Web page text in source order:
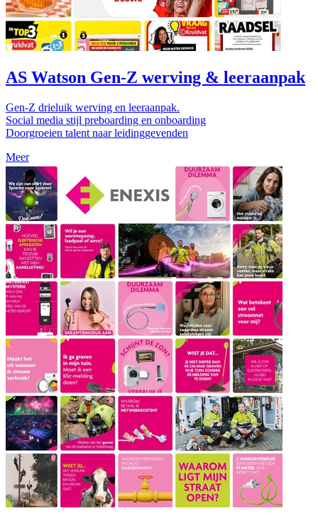
AS Watson Gen-Z werving & leeraanpak
Gen-Z drieluik werving en leeraanpak.
Social media stijl preboarding en onboarding
Doorgroeien talent naar leidinggevenden
Meer